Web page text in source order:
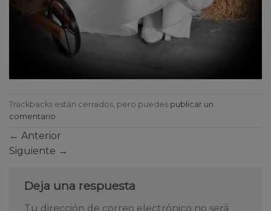
Trackbacks están cerrados, pero puedes publicar un
comentario
← Anterior
Siguiente →
Deja una respuesta
Tu dirección de correo electrónico no será